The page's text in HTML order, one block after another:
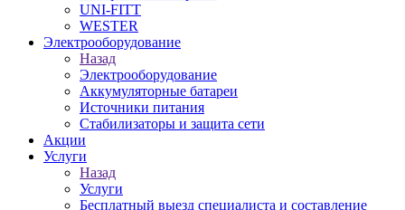
UNI-FITT
WESTER
Электрооборудование
Назад
Электрооборудование
Аккумуляторные батареи
Источники питания
Стабилизаторы и защита сети
Акции
Услуги
Назад
Услуги
Бесплатный выезд специалиста и составление